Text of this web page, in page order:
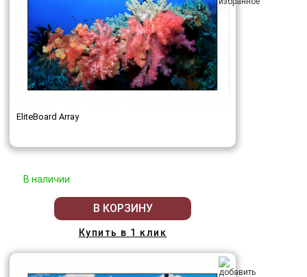
EliteBoard Array
В наличии
В КОРЗИНУ
Купить в 1 клик